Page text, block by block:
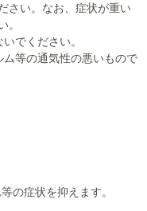
さい。なお、症状が重い
。
でください。
ム等の通気性の悪いもので
の症状を抑えます。